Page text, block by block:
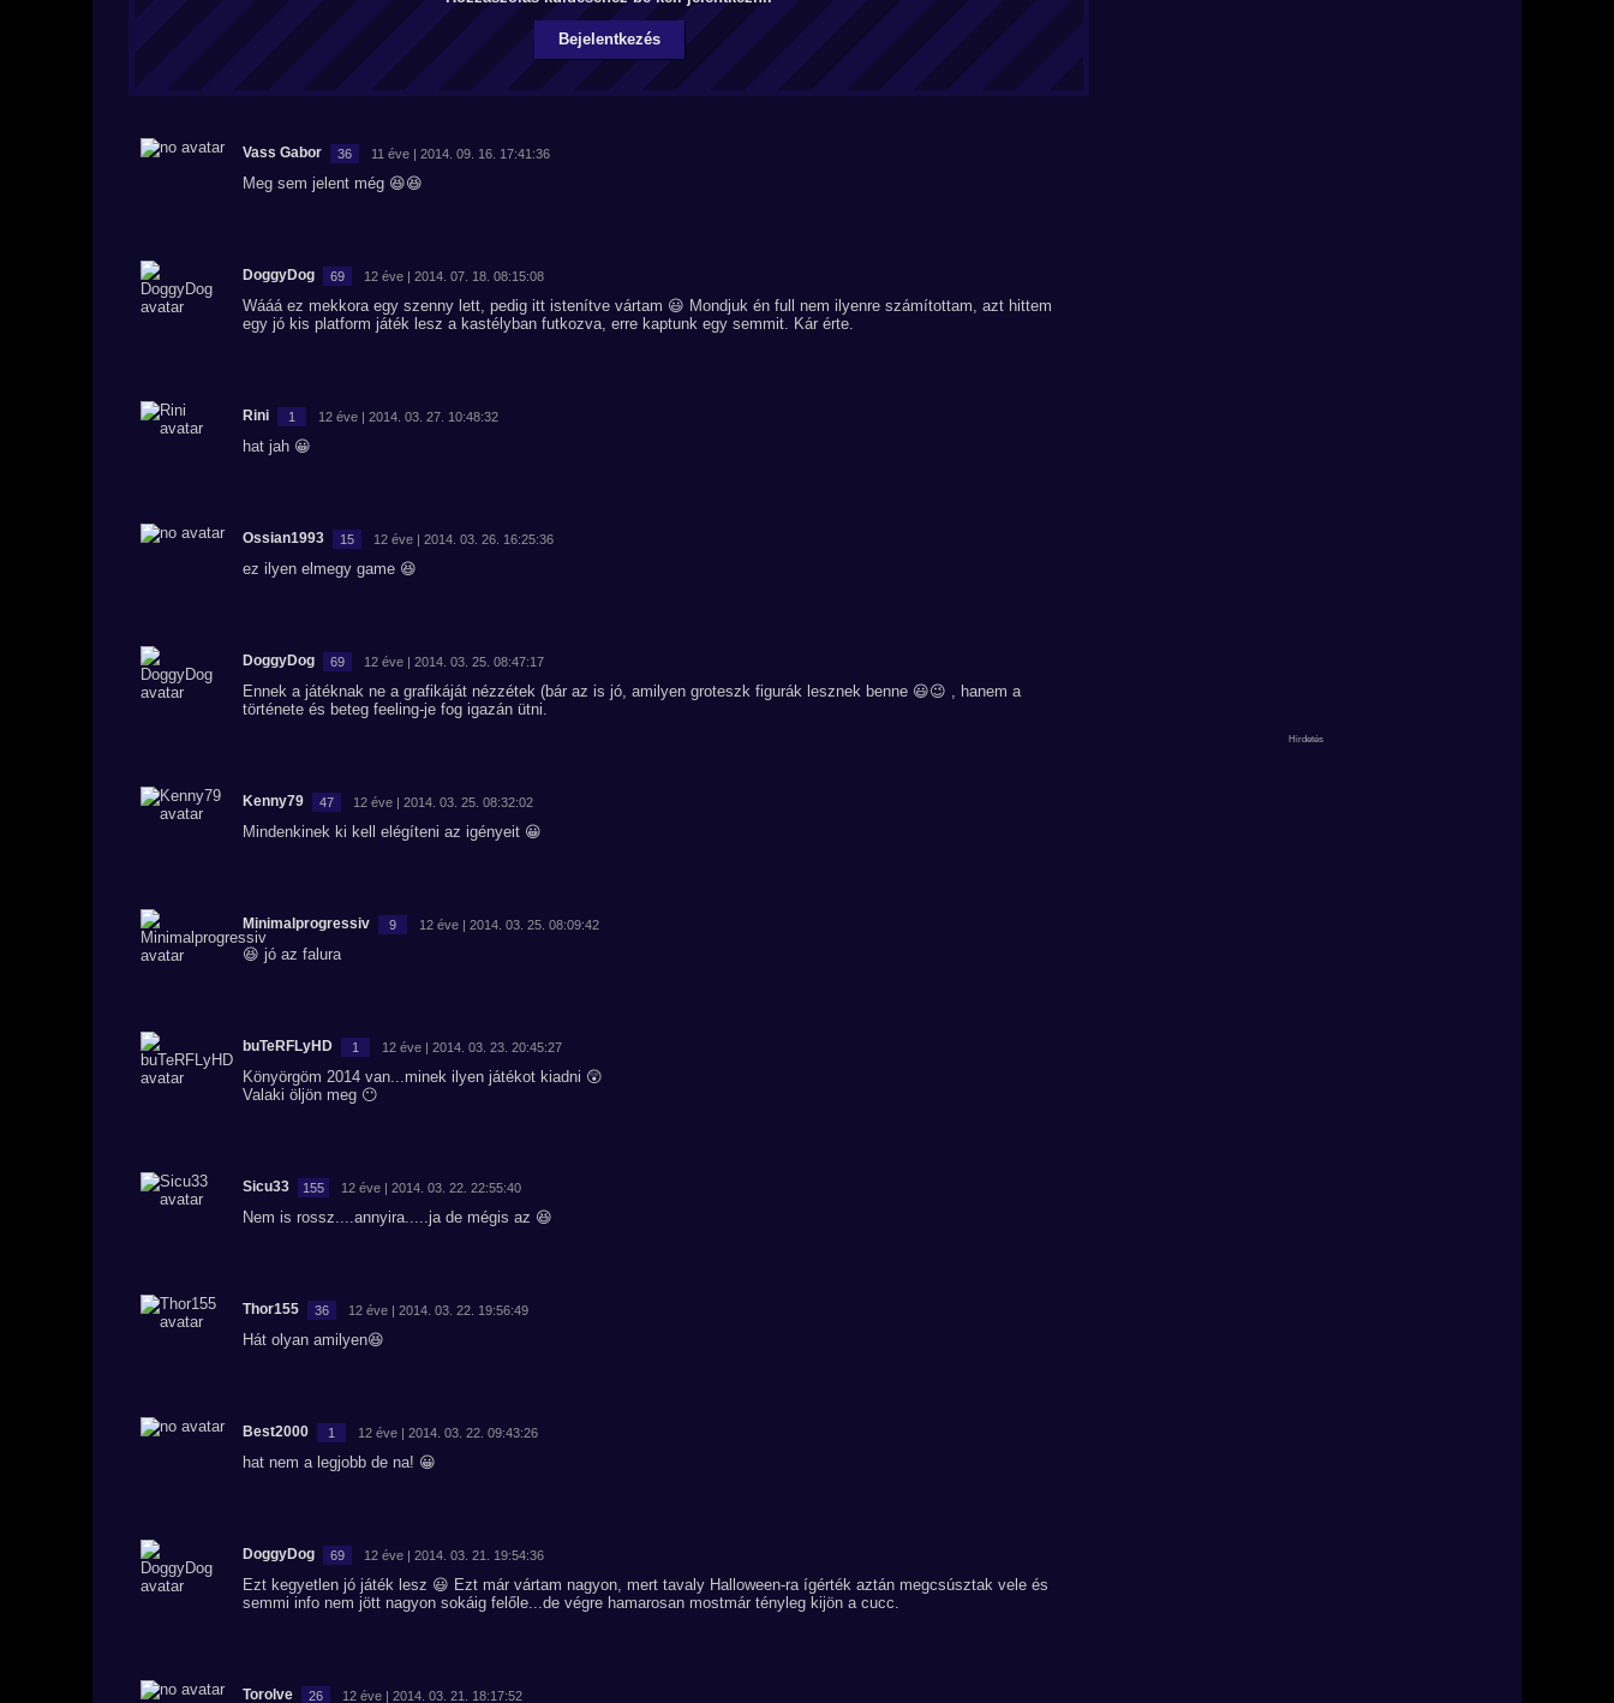
Bejelentkezés
Vass Gabor 36 11 éve | 2014. 09. 16. 17:41:36
Meg sem jelent még 😆😆
DoggyDog 69 12 éve | 2014. 07. 18. 08:15:08
Wááá ez mekkora egy szenny lett, pedig itt istenítve vártam 😃 Mondjuk én full nem ilyenre számítottam, azt hittem
egy jó kis platform játék lesz a kastélyban futkozva, erre kaptunk egy semmit. Kár érte.
Rini 1 12 éve | 2014. 03. 27. 10:48:32
hat jah 😀
Ossian1993 15 12 éve | 2014. 03. 26. 16:25:36
ez ilyen elmegy game 😆
DoggyDog 69 12 éve | 2014. 03. 25. 08:47:17
Ennek a játéknak ne a grafikáját nézzétek (bár az is jó, amilyen groteszk figurák lesznek benne 😃😉 , hanem a
története és beteg feeling-je fog igazán ütni.
Kenny79 47 12 éve | 2014. 03. 25. 08:32:02
Mindenkinek ki kell elégíteni az igényeit 😀
Minimalprogressiv 9 12 éve | 2014. 03. 25. 08:09:42
😆 jó az falura
buTeRFLyHD 1 12 éve | 2014. 03. 23. 20:45:27
Könyörgöm 2014 van...minek ilyen játékot kiadni 😲
Valaki öljön meg 😶
Sicu33 155 12 éve | 2014. 03. 22. 22:55:40
Nem is rossz....annyira.....ja de mégis az 😆
Thor155 36 12 éve | 2014. 03. 22. 19:56:49
Hát olyan amilyen😆
Best2000 1 12 éve | 2014. 03. 22. 09:43:26
hat nem a legjobb de na! 😀
DoggyDog 69 12 éve | 2014. 03. 21. 19:54:36
Ezt kegyetlen jó játék lesz 😃 Ezt már vártam nagyon, mert tavaly Halloween-ra ígérték aztán megcsúsztak vele és
semmi info nem jött nagyon sokáig felőle...de végre hamarosan mostmár tényleg kijön a cucc.
Torolve 26 12 éve | 2014. 03. 21. 18:17:52